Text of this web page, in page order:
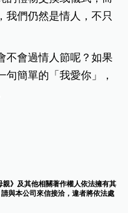
們仍然是情人，不只
不會過情人節呢？如果
簡單的「我愛你」，
》及其他相關著作權人依法擁有其
與本公司來信接洽，違者將依法處